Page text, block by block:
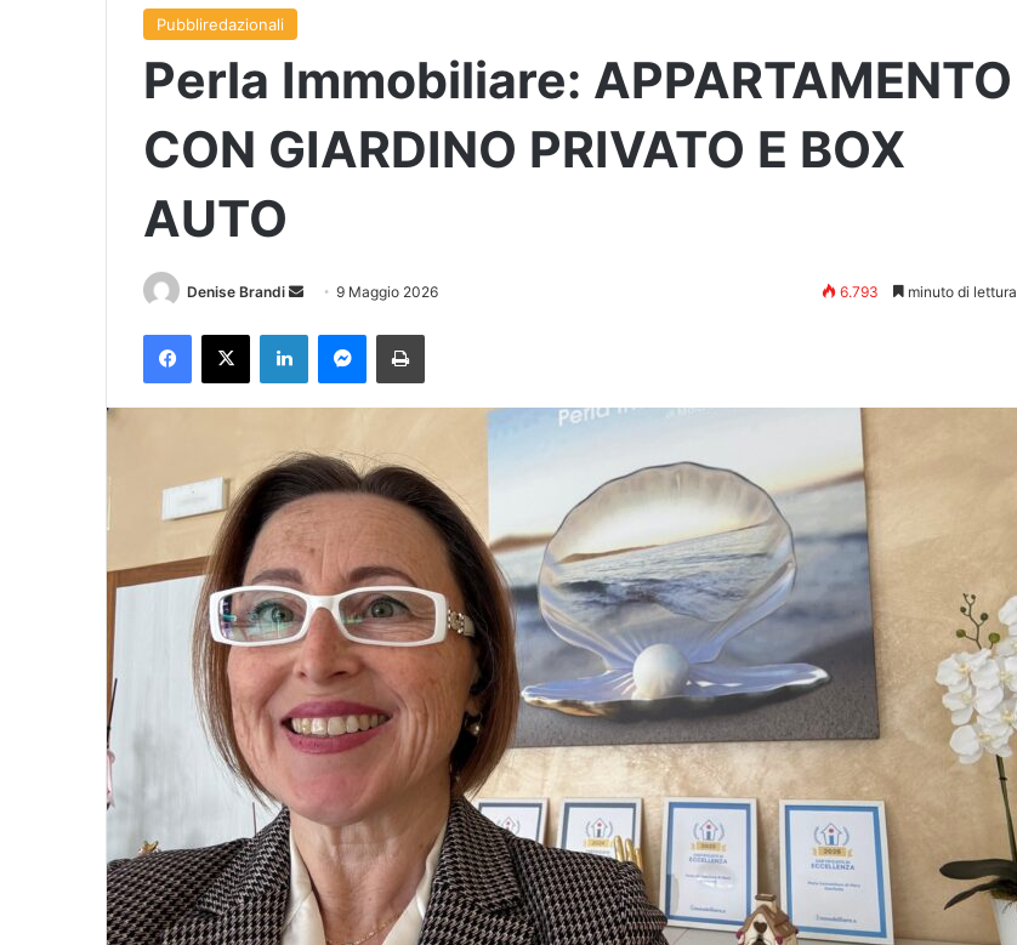
Pubbliredazionali
Perla Immobiliare: APPARTAMENTO
CON GIARDINO PRIVATO E BOX
AUTO
Denise Brandi
i
a
n
'
e
m
a
i
l
9 Maggio 2026 6.793 minuto di lettura